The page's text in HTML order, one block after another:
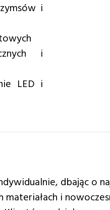
i
i
LED i
dbając o
i